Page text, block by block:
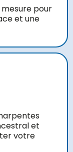
pour
et une
et
votre